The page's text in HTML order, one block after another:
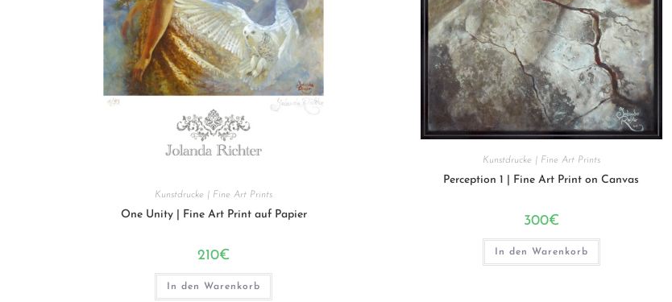
Kunstdrucke | Fine Art Prints
One Unity | Fine Art Print auf Papier
210€
In den Warenkorb
Kunstdrucke | Fine Art Prints
Perception 1 | Fine Art Print on Canvas
300€
In den Warenkorb